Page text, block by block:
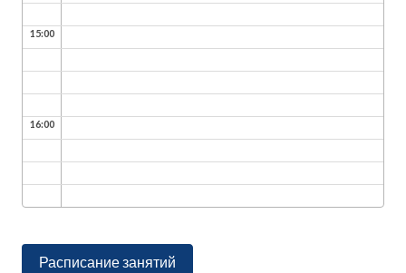
15:00
16:00
Расписание занятий